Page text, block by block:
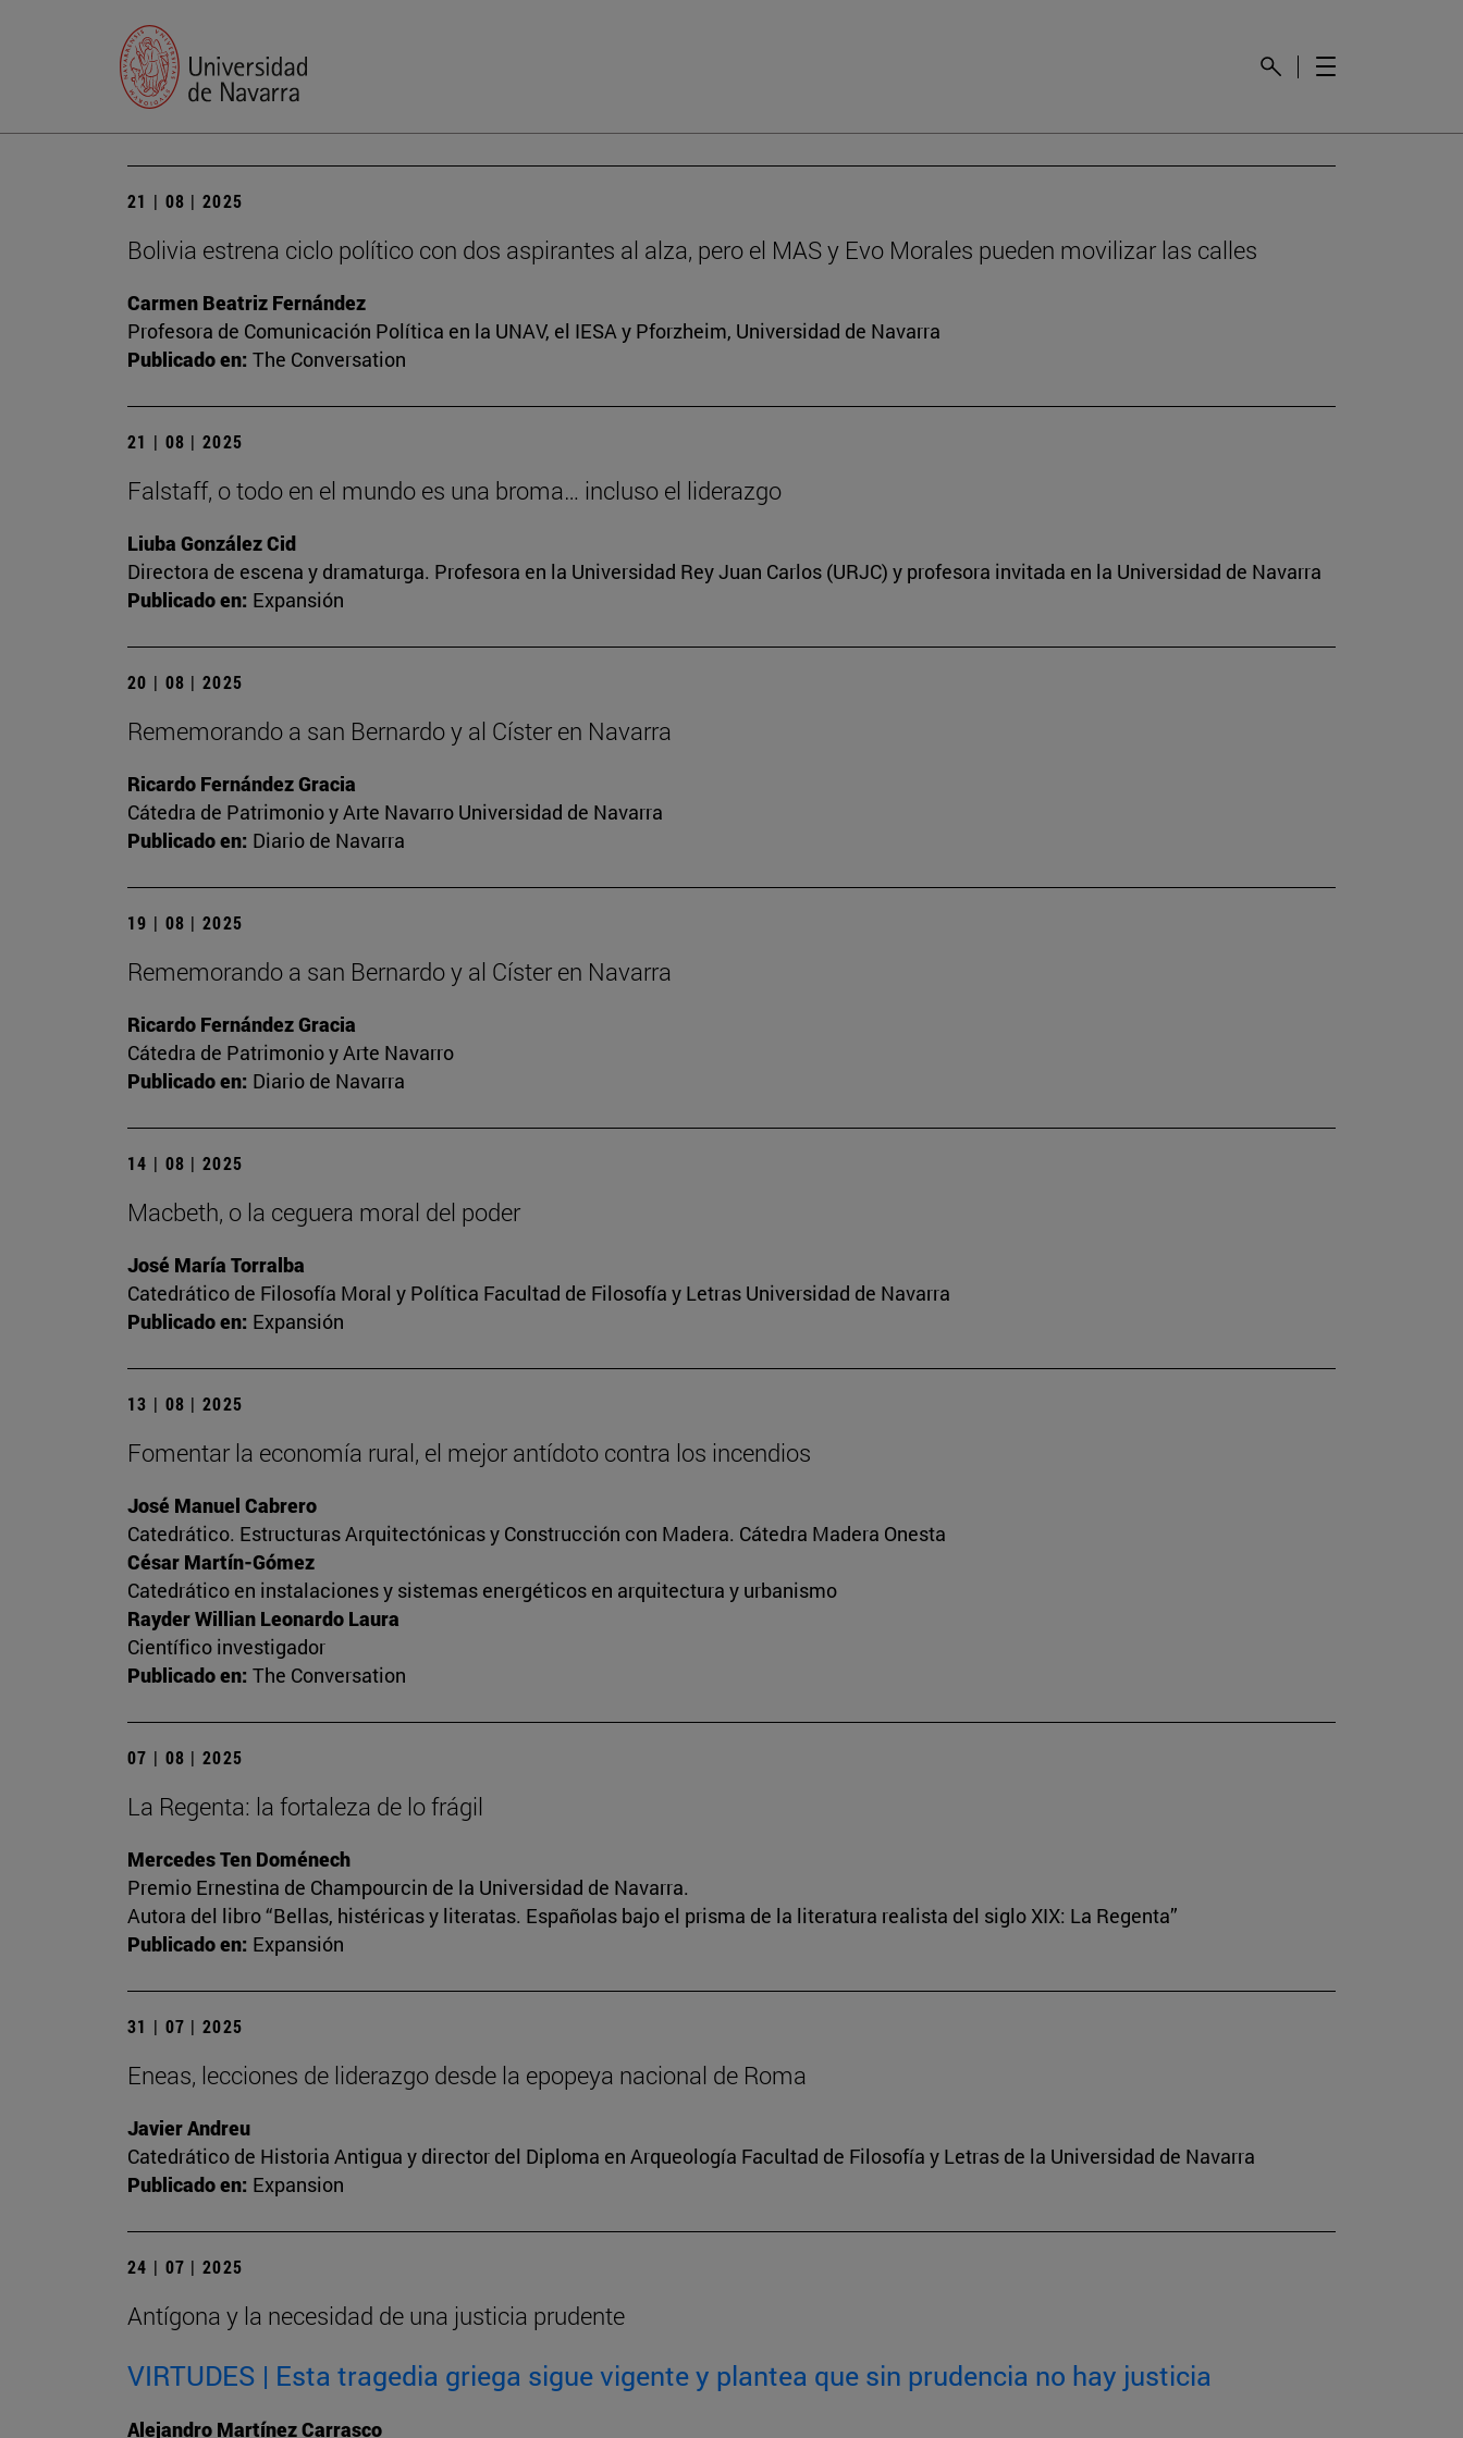
21 | 08 | 2025
Bolivia estrena ciclo político con dos aspirantes al alza, pero el MAS y Evo Morales pueden movilizar las calles
Carmen Beatriz Fernández
Profesora de Comunicación Política en la UNAV, el IESA y Pforzheim, Universidad de Navarra
Publicado en: The Conversation
21 | 08 | 2025
Falstaff, o todo en el mundo es una broma… incluso el liderazgo
Liuba González Cid
Directora de escena y dramaturga. Profesora en la Universidad Rey Juan Carlos (URJC) y profesora invitada en la Universidad de Navarra
Publicado en: Expansión
20 | 08 | 2025
Rememorando a san Bernardo y al Císter en Navarra
Ricardo Fernández Gracia
Cátedra de Patrimonio y Arte Navarro Universidad de Navarra
Publicado en: Diario de Navarra
19 | 08 | 2025
Rememorando a san Bernardo y al Císter en Navarra
Ricardo Fernández Gracia
Cátedra de Patrimonio y Arte Navarro
Publicado en: Diario de Navarra
14 | 08 | 2025
Macbeth, o la ceguera moral del poder
José María Torralba
Catedrático de Filosofía Moral y Política Facultad de Filosofía y Letras Universidad de Navarra
Publicado en: Expansión
13 | 08 | 2025
Fomentar la economía rural, el mejor antídoto contra los incendios
José Manuel Cabrero
Catedrático. Estructuras Arquitectónicas y Construcción con Madera. Cátedra Madera Onesta
César Martín-Gómez
Catedrático en instalaciones y sistemas energéticos en arquitectura y urbanismo
Rayder Willian Leonardo Laura
Científico investigador
Publicado en: The Conversation
07 | 08 | 2025
La Regenta: la fortaleza de lo frágil
Mercedes Ten Doménech
Premio Ernestina de Champourcin de la Universidad de Navarra.
Autora del libro “Bellas, histéricas y literatas. Españolas bajo el prisma de la literatura realista del siglo XIX: La Regenta”
Publicado en: Expansión
31 | 07 | 2025
Eneas, lecciones de liderazgo desde la epopeya nacional de Roma
Javier Andreu
Catedrático de Historia Antigua y director del Diploma en Arqueología Facultad de Filosofía y Letras de la Universidad de Navarra
Publicado en: Expansion
24 | 07 | 2025
Antígona y la necesidad de una justicia prudente
VIRTUDES | Esta tragedia griega sigue vigente y plantea que sin prudencia no hay justicia
Alejandro Martínez Carrasco